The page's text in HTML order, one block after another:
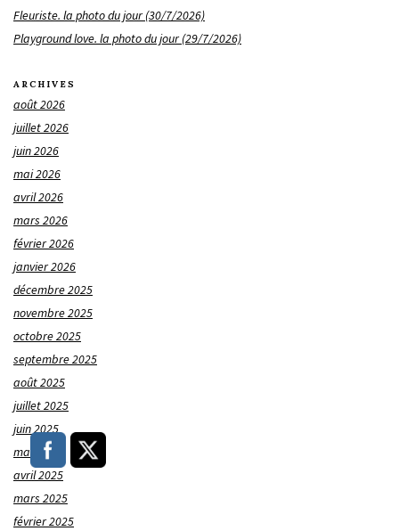
Fleuriste. la photo du jour (30/7/2026)
Playground love. la photo du jour (29/7/2026)
ARCHIVES
août 2026
juillet 2026
juin 2026
mai 2026
avril 2026
mars 2026
février 2026
janvier 2026
décembre 2025
novembre 2025
octobre 2025
septembre 2025
août 2025
juillet 2025
juin 2025
mai 2025
avril 2025
mars 2025
février 2025